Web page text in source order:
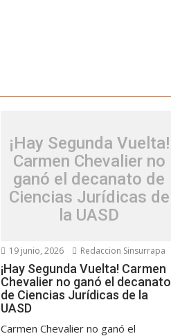
¡Hay Segunda Vuelta!
Carmen Chevalier no
ganó el decanato de
Ciencias Jurídicas de
la UASD
19 junio, 2026 Redaccion Sinsurrapa
¡Hay Segunda Vuelta! Carmen
Chevalier no ganó el decanato
de Ciencias Jurídicas de la
UASD
Carmen Chevalier no ganó el